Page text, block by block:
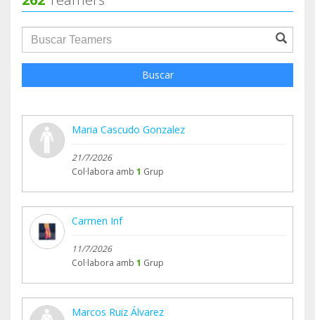
groupProfile.searchForm.search.text???
Buscar
Maria Cascudo Gonzalez
21/7/2026
Col·labora amb 1 Grup
Carmen Inf
11/7/2026
Col·labora amb 1 Grup
Marcos Ruiz Álvarez